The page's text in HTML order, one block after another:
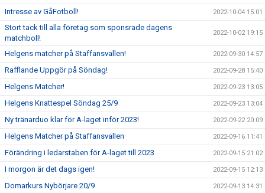
Intresse av GåFotboll! 2022-10-04 15:01
Stort tack till alla företag som sponsrade dagens
matchboll!
2022-10-02 19:15
Helgens matcher på Staffansvallen! 2022-09-30 14:57
Rafflande Uppgör på Söndag! 2022-09-28 15:40
Helgens Matcher! 2022-09-23 13:05
Helgens Knattespel Söndag 25/9 2022-09-23 13:04
Ny tränarduo klar för A-laget inför 2023! 2022-09-22 20:09
Helgens Matcher på Staffansvallen 2022-09-16 11:41
Förändring i ledarstaben för A-laget till 2023 2022-09-15 21:02
I morgon är det dags igen! 2022-09-15 12:13
Domarkurs Nybörjare 20/9 2022-09-13 14:31